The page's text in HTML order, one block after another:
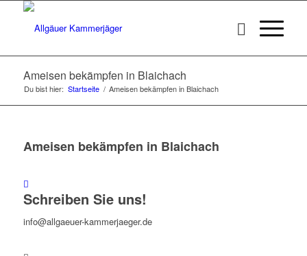
Ameisen bekämpfen in Blaichach
Du bist hier: Startseite / Ameisen bekämpfen in Blaichach
Ameisen bekämpfen in Blaichach
Schreiben Sie uns!
info@allgaeuer-kammerjaeger.de